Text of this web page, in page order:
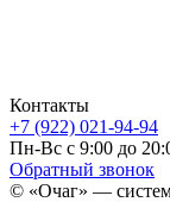
Контакты
+7 (922) 021-94-94
Пн-Вс с 9:00 до
Обратный звонок
© «Очаг» —